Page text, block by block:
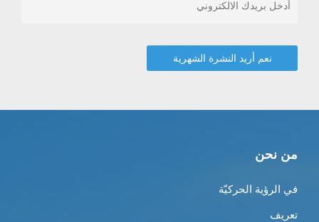
من نحن
في الرؤية الحركيّة
تعريف